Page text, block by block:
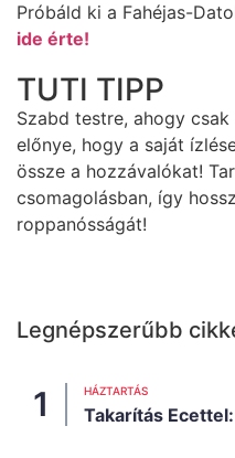
Próbáld ki a Fahéjas-
ide érte!
TUTI TIPP
Szabd testre, ahogy
előnye, hogy a saját
össze a hozzávalókat!
csomagolásban, így
roppanósságát!
Legnépszerűbb
HÁZTARTÁS
Takarítás